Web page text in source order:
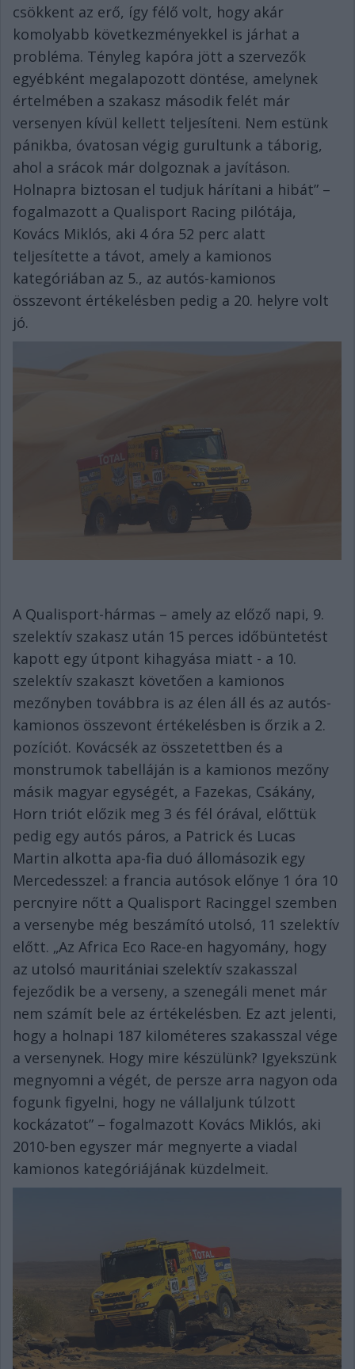
csökkent az erő, így félő volt, hogy akár
komolyabb következményekkel is járhat a
probléma. Tényleg kapóra jött a szervezők
egyébként megalapozott döntése, amelynek
értelmében a szakasz második felét már
versenyen kívül kellett teljesíteni. Nem estünk
pánikba, óvatosan végig gurultunk a táborig,
ahol a srácok már dolgoznak a javításon.
Holnapra biztosan el tudjuk hárítani a hibát” –
fogalmazott a Qualisport Racing pilótája,
Kovács Miklós, aki 4 óra 52 perc alatt
teljesítette a távot, amely a kamionos
kategóriában az 5., az autós-kamionos
összevont értékelésben pedig a 20. helyre volt
jó.
A Qualisport-hármas – amely az előző napi, 9.
szelektív szakasz után 15 perces időbüntetést
kapott egy útpont kihagyása miatt - a 10.
szelektív szakaszt követően a kamionos
mezőnyben továbbra is az élen áll és az autós-
kamionos összevont értékelésben is őrzik a 2.
pozíciót. Kovácsék az összetettben és a
monstrumok tabelláján is a kamionos mezőny
másik magyar egységét, a Fazekas, Csákány,
Horn triót előzik meg 3 és fél órával, előttük
pedig egy autós páros, a Patrick és Lucas
Martin alkotta apa-fia duó állomásozik egy
Mercedesszel: a francia autósok előnye 1 óra 10
percnyire nőtt a Qualisport Racinggel szemben
a versenybe még beszámító utolsó, 11 szelektív
előtt. „Az Africa Eco Race-en hagyomány, hogy
az utolsó mauritániai szelektív szakasszal
fejeződik be a verseny, a szenegáli menet már
nem számít bele az értékelésben. Ez azt jelenti,
hogy a holnapi 187 kilométeres szakasszal vége
a versenynek. Hogy mire készülünk? Igyekszünk
megnyomni a végét, de persze arra nagyon oda
fogunk figyelni, hogy ne vállaljunk túlzott
kockázatot” – fogalmazott Kovács Miklós, aki
2010-ben egyszer már megnyerte a viadal
kamionos kategóriájának küzdelmeit.